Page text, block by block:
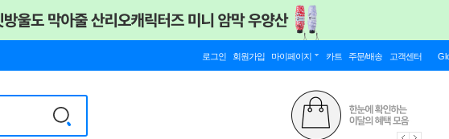
로그인 회원가입 마이페이지 카트 주문/배송 고객센터